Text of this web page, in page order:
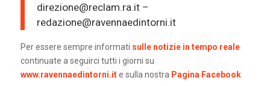
direzione@reclam.ra.it –
redazione@ravennaedintorni.it
Per essere sempre informati sulle notizie in tempo reale
continuate a seguirci tutti i giorni su
www.ravennaedintorni.ite sulla nostra Pagina Facebook